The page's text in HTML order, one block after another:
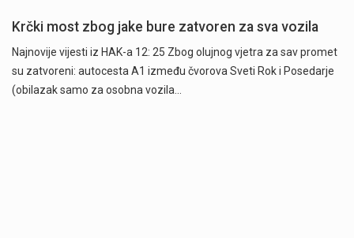
Krčki most zbog jake bure zatvoren za sva vozila
Najnovije vijesti iz HAK-a 12: 25 Zbog olujnog vjetra za sav promet
su zatvoreni: autocesta A1 između čvorova Sveti Rok i Posedarje
(obilazak samo za osobna vozila…